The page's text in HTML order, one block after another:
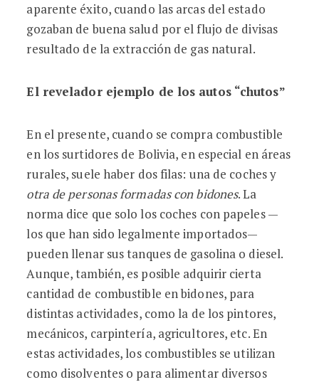
aparente éxito, cuando las arcas del estado
gozaban de buena salud por el flujo de divisas
resultado de la extracción de gas natural.
El revelador ejemplo de los autos “chutos”
En el presente, cuando se compra combustible
en los surtidores de Bolivia, en especial en áreas
rurales, suele haber dos filas: una de coches y
otra de personas formadas con bidones. La
norma dice que solo los coches con papeles —
los que han sido legalmente importados—
pueden llenar sus tanques de gasolina o diesel.
Aunque, también, es posible adquirir cierta
cantidad de combustible en bidones, para
distintas actividades, como la de los pintores,
mecánicos, carpintería, agricultores, etc. En
estas actividades, los combustibles se utilizan
como disolventes o para alimentar diversos